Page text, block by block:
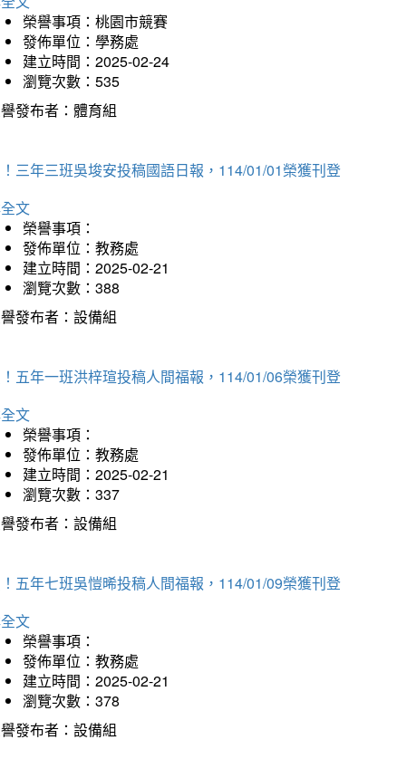
榮譽事項：桃園市競賽
發佈單位：學務處
建立時間：2025-02-24
瀏覽次數：535
發布者：體育組
三年三班吳埈安投稿國語日報，114/01/01榮獲刊登
文
榮譽事項：
發佈單位：教務處
建立時間：2025-02-21
瀏覽次數：388
發布者：設備組
五年一班洪梓瑄投稿人間福報，114/01/06榮獲刊登
文
榮譽事項：
發佈單位：教務處
建立時間：2025-02-21
瀏覽次數：337
發布者：設備組
五年七班吳愷晞投稿人間福報，114/01/09榮獲刊登
文
榮譽事項：
發佈單位：教務處
建立時間：2025-02-21
瀏覽次數：378
發布者：設備組